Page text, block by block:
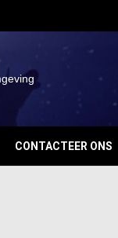
CONTACTEER ONS